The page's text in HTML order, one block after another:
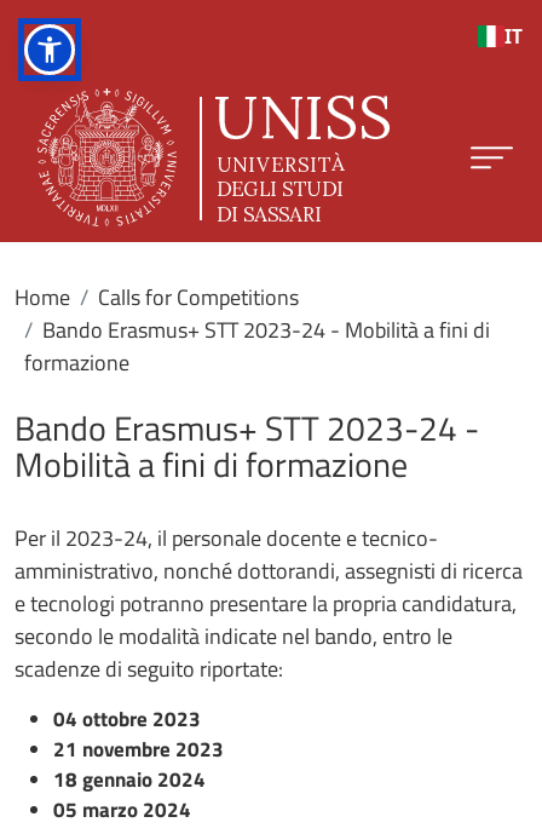
IT
Home
Calls for Competitions
Bando Erasmus+ STT 2023-24 - Mobilità a fini di
formazione
Bando Erasmus+ STT 2023-24 -
Mobilità a fini di formazione
Per il 2023-24, il personale docente e tecnico-
amministrativo, nonché dottorandi, assegnisti di ricerca
e tecnologi potranno presentare la propria candidatura,
secondo le modalità indicate nel bando, entro le
scadenze di seguito riportate:
04 ottobre 2023
21 novembre 2023
18 gennaio 2024
05 marzo 2024